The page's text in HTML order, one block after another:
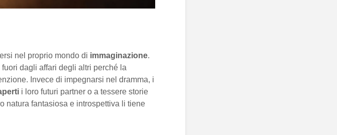
nel proprio mondo di immaginazione.
dagli affari degli altri perché la
Invece di impegnarsi nel dramma, i
i loro futuri partner o a tessere storie
natura fantasiosa e introspettiva li tiene